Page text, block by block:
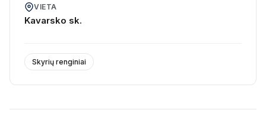
VIETA
Kavarsko sk.
Skyrių renginiai